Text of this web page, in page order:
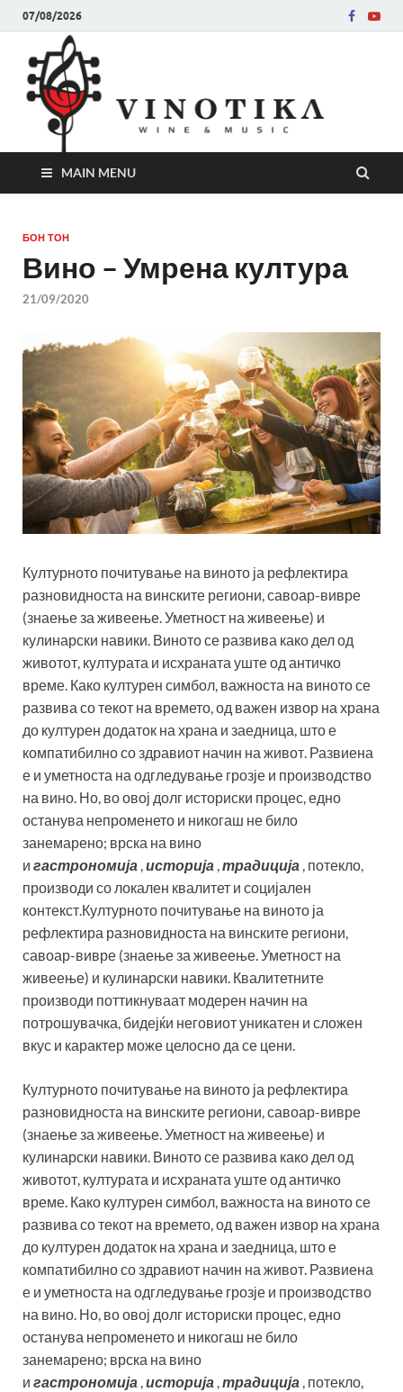
07/08/2026
MAIN MENU
БОН ТОН
Вино – Умрена култура
21/09/2020
Културното почитување на виното ја рефлектира
разновидноста на винските региони, савоар-вивре
(знаење за живеење. Уметност на живеење) и
кулинарски навики. Виното се развива како дел од
животот, културата и исхраната уште од античко
време. Како културен симбол, важноста на виното се
развива со текот на времето, од важен извор на храна
до културен додаток на храна и заедница, што е
компатибилно со здравиот начин на живот. Развиена
е и уметноста на одгледување грозје и производство
на вино. Но, во овој долг историски процес, едно
останува непроменето и никогаш не било
занемарено; врска на вино
и гастрономија ,историја ,традиција , потекло,
производи со локален квалитет и социјален
контекст.Културното почитување на виното ја
рефлектира разновидноста на винските региони,
савоар-вивре (знаење за живеење. Уметност на
живеење) и кулинарски навики. Квалитетните
производи поттикнуваат модерен начин на
потрошувачка, бидејќи неговиот уникатен и сложен
вкус и карактер може целосно да се цени.
Културното почитување на виното ја рефлектира
разновидноста на винските региони, савоар-вивре
(знаење за живеење. Уметност на живеење) и
кулинарски навики. Виното се развива како дел од
животот, културата и исхраната уште од античко
време. Како културен симбол, важноста на виното се
развива со текот на времето, од важен извор на храна
до културен додаток на храна и заедница, што е
компатибилно со здравиот начин на живот. Развиена
е и уметноста на одгледување грозје и производство
на вино. Но, во овој долг историски процес, едно
останува непроменето и никогаш не било
занемарено; врска на вино
и гастрономија ,историја ,традиција , потекло,